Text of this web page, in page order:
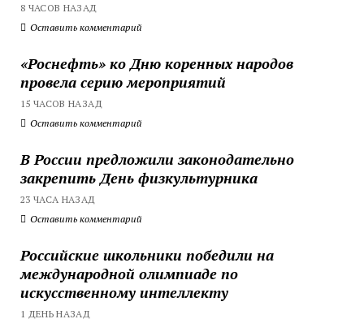
8 ЧАСОВ НАЗАД
Оставить комментарий
«Роснефть» ко Дню коренных народов
провела серию мероприятий
15 ЧАСОВ НАЗАД
Оставить комментарий
В России предложили законодательно
закрепить День физкультурника
23 ЧАСА НАЗАД
Оставить комментарий
Российские школьники победили на
международной олимпиаде по
искусственному интеллекту
1 ДЕНЬ НАЗАД